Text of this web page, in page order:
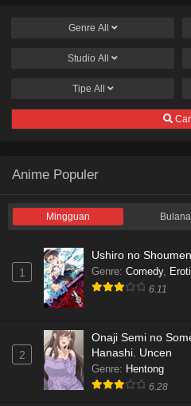
Genre All
Studio All
Tipe All
Anime Populer
Mingguan
1
Ushiro no
Genre: Comedy,
6.11
2
Onaji Semi no
Hanashi. Uncen
Genre: Hentong
6.28